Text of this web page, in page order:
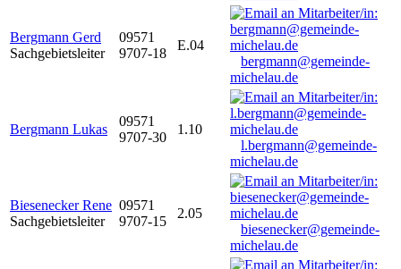
Bergmann Gerd
Sachgebietsleiter
09571
9707-18
E.04
bergmann@gemeinde-
michelau.de
Bergmann Lukas
09571
9707-30
1.10
l.bergmann@gemeinde-
michelau.de
Biesenecker Rene
Sachgebietsleiter
09571
9707-15
2.05
biesenecker@gemeinde-
michelau.de